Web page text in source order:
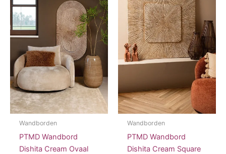
Wandborden
PTMD Wandbord
Dishita Cream Ovaal
Wandborden
PTMD Wandbord
Dishita Cream Square